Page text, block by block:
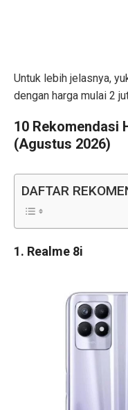
Untuk lebih jelasnya,
dengan harga mulai 2
10 Rekomendasi
(Agustus 2026)
DAFTAR
1. Realme 8i